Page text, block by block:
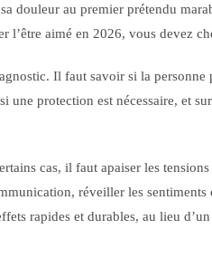
douleur au premier prétendu
l’être aimé en 2026, vous devez
Il faut savoir si la personne
une protection est nécessaire, et
cas, il faut apaiser les tensions
réveiller les sentiments
rapides et durables, au lieu